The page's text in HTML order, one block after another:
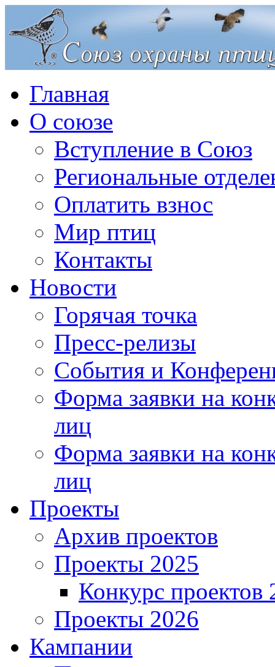
Главная
О союзе
Вступление в Союз
Региональные
Оплатить взнос
Мир птиц
Контакты
Новости
Горячая точка
Пресс-релизы
События и
Форма заявки на
лиц
Форма заявки на
лиц
Проекты
Архив проектов
Проекты 2025
Конкурс проектов
Проекты 2026
Кампании